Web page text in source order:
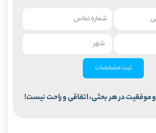
ثبت مشخصات
موفقیت در هر بحثی، اتفاقی و راحت نیست!